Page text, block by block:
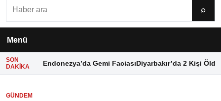
⌕
Menü
SON
DAKIKA
Endonezya’da Gemi FaciasıDiyarbakır’da 2 Kişi Öldü
GÜNDEM